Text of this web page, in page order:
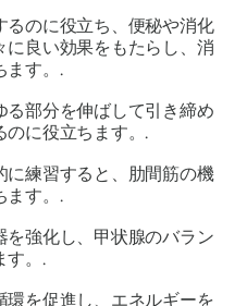
るのに役立ち、便秘や消化
に良い効果をもたらし、消
ます。.
る部分を伸ばして引き締め
のに役立ちます。.
に練習すると、肋間筋の機
ます。.
を強化し、甲状腺のバラン
す。.
環を促進し、エネルギーを